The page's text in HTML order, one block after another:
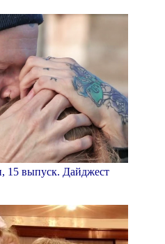
15 выпуск. Дайджест